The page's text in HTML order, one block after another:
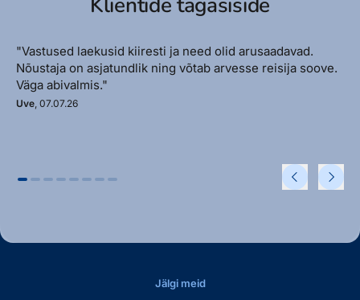
"Vastused laekusid kiiresti ja need olid arusaadavad.
Nõustaja on asjatundlik ning võtab arvesse reisija soove.
Väga abivalmis."
Uve, 07.07.26
Jälgi meid